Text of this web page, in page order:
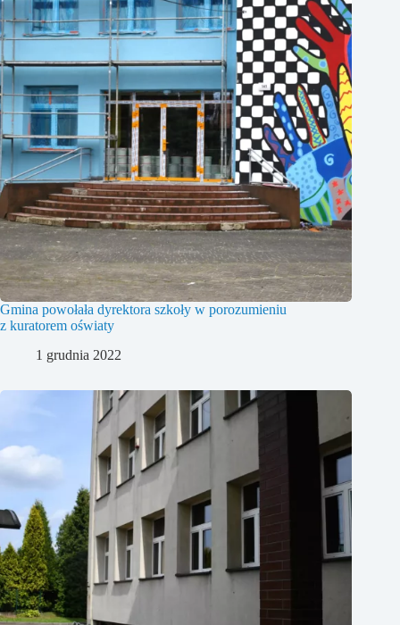
Gmina powołała dyrektora szkoły w porozumieniu
z kuratorem oświaty
1 grudnia 2022